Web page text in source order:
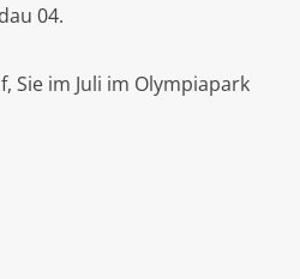
04.
Sie im Juli im Olympiapark